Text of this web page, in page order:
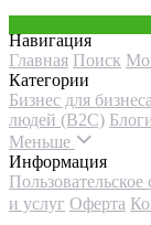
Навигация
Главная Поиск
Категории
Бизнес для
людей (B2C)
Меньше
Информация
и услуг Оферта